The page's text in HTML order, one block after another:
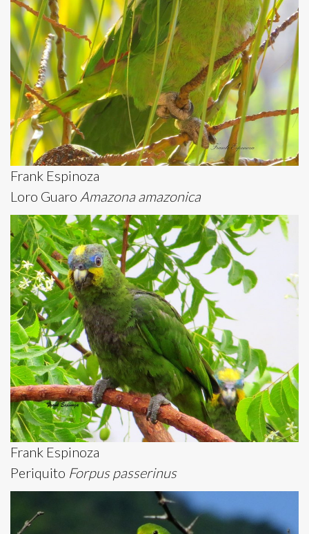
Frank Espinoza
Loro Guaro Amazona amazonica
Frank Espinoza
Periquito Forpus passerinus